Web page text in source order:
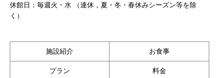
休館日：毎週火・水 （連休，夏・冬・春休みシーズン等を除
く）
施設紹介 お食事
プラン 料金